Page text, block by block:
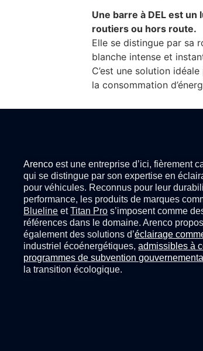
Une barre à DEL est
routiers ou hors route.
Elle se distingue par sa
blanche intense et
C’est une solution
la consommation
Arenco est une entreprise d’ici, fièrement
qui se distingue par son expertise en
pour véhicules. Reconnus pour leur
performance, les produits de marques
Blueline etTitan Pro s’imposent comme
références dans le domaine. Arenco
également des solutions d’éclairage
industriel écoénergétiques,admissibles à
programmes de subvention
la transition écologique.